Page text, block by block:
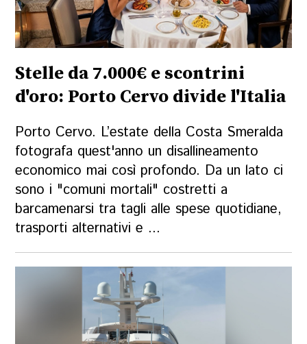
Stelle da 7.000€ e scontrini
d'oro: Porto Cervo divide l'Italia
Porto Cervo. L’estate della Costa Smeralda
fotografa quest'anno un disallineamento
economico mai così profondo. Da un lato ci
sono i "comuni mortali" costretti a
barcamenarsi tra tagli alle spese quotidiane,
trasporti alternativi e ...